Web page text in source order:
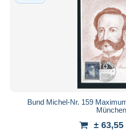
Bund Michel-Nr. 159
München
± 63,55